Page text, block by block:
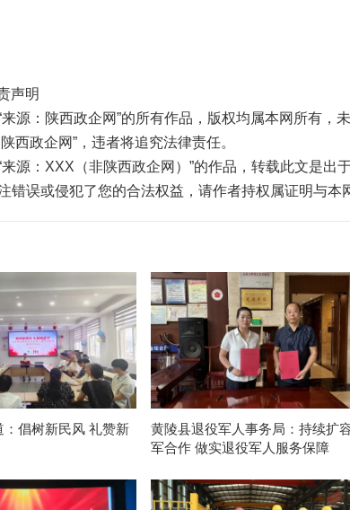
声明
来源：陕西政企网”的所有作品，版权均属本网所有，
西政企网”，违者将追究法律责任。
源：XXX（非陕西政企网）”的作品，转载此文是出
错误或侵犯了您的合法权益，请作者持权属证明与本
倡树新民风 礼赞新
黄陵县退役军人事务局：持续扩
军合作 做实退役军人服务保障